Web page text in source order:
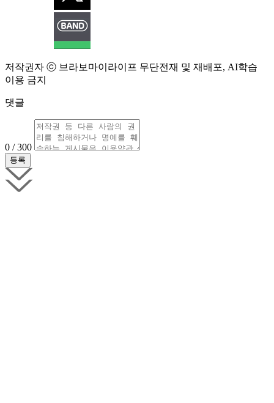
저작권자 ⓒ 브라보마이라이프 무단전재 및 재배포, AI학습
이용 금지
댓글
0 / 300